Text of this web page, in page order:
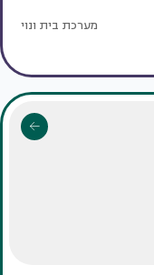
מערכת בית ונוי